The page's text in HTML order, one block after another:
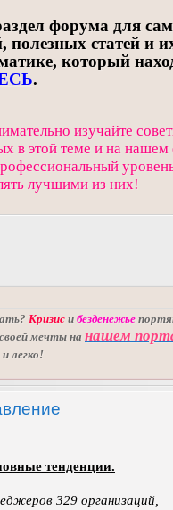
форума для
полезных статей и
который
.
изучайте
в этой теме и на
лучшими из них!
Кризис и безденежье
мечты на нашем
легко!
тенденции.
329 организаций,